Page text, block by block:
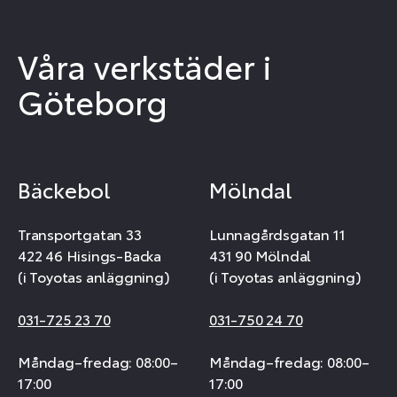
Våra verkstäder i
Göteborg
Bäckebol
Transportgatan 33
422 46 Hisings-Backa
(i Toyotas anläggning)
031-725 23 70
Måndag–fredag: 08:00–
17:00
Mölndal
Lunnagårdsgatan 11
431 90 Mölndal
(i Toyotas anläggning)
031-750 24 70
Måndag–fredag: 08:00–
17:00